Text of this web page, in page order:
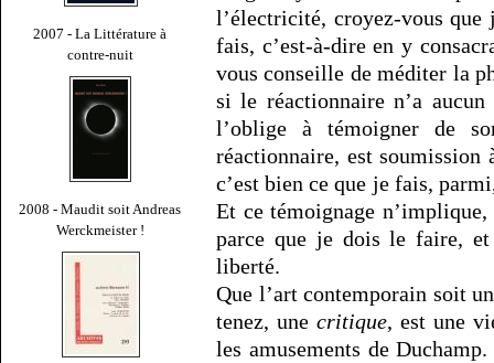
2007 - La Littérature à
contre-nuit
2008 - Maudit soit Andreas
Werckmeister !
l’électricité, croyez-vous
fais, c’est-à-dire en y
vous conseille de méditer la
si le réactionnaire n’a
l’oblige à témoigner de
réactionnaire, est soumission
c’est bien ce que je fais,
Et ce témoignage
parce que je dois le faire,
liberté.
Que l’art contemporain soit
tenez, unecritique, est une
les amusements de